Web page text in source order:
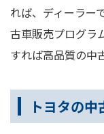
れば、ディーラー
古車販売プログラ
すれば高品質の中
トヨタの